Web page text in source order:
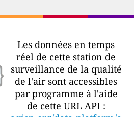
Les données en temps
réel de cette station de
surveillance de la qualité
de l'air sont accessibles
par programme à l'aide
de cette URL API :